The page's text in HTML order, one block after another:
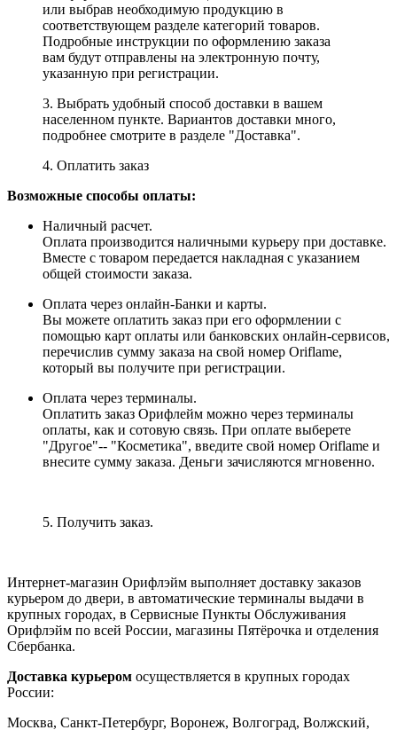
или выбрав необходимую продукцию в
соответствующем разделе категорий товаров.
Подробные инструкции по оформлению заказа
вам будут отправлены на электронную почту,
указанную при регистрации.
3. Выбрать удобный способ доставки в вашем
населенном пункте. Вариантов доставки много,
подробнее смотрите в разделе "Доставка".
4. Оплатить заказ
Возможные способы оплаты:
Наличный расчет.
Оплата производится наличными курьеру при доставке.
Вместе с товаром передается накладная с указанием
общей стоимости заказа.
Оплата через онлайн-Банки и карты.
Вы можете оплатить заказ при его оформлении с
помощью карт оплаты или банковских онлайн-сервисов,
перечислив сумму заказа на свой номер Oriflame,
который вы получите при регистрации.
Оплата через терминалы.
Оплатить заказ Орифлейм можно через терминалы
оплаты, как и сотовую связь. При оплате выберете
"Другое"-- "Косметика", введите свой номер Oriflame и
внесите сумму заказа. Деньги зачисляются мгновенно.
5. Получить заказ.
Интернет-магазин Орифлэйм выполняет доставку заказов
курьером до двери, в автоматические терминалы выдачи в
крупных городах, в Сервисные Пункты Обслуживания
Орифлэйм по всей России, магазины Пятёрочка и отделения
Сбербанка.
Доставка курьером осуществляется в крупных городах
России:
Москва, Санкт-Петербург, Воронеж, Волгоград, Волжский,